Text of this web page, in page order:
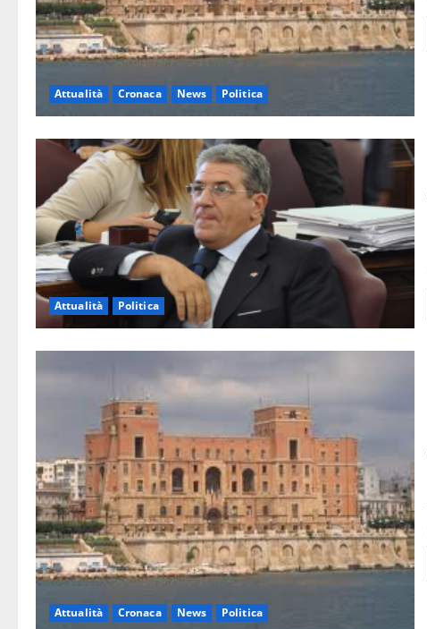
Attualità Cronaca News Politica
Attualità Politica
Attualità Cronaca News Politica